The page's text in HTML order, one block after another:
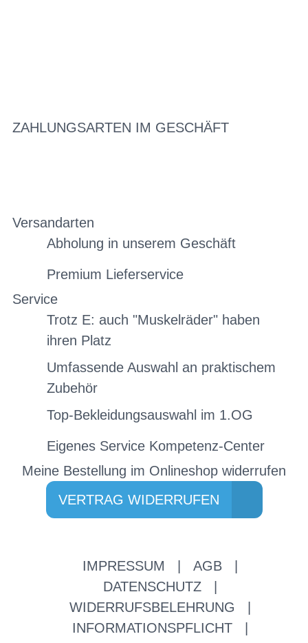
ZAHLUNGSARTEN IM GESCHÄFT
Versandarten
Abholung in unserem Geschäft
Premium Lieferservice
Service
Trotz E: auch "Muskelräder" haben
ihren Platz
Umfassende Auswahl an praktischem
Zubehör
Top-Bekleidungsauswahl im 1.OG
Eigenes Service Kompetenz-Center
Meine Bestellung im Onlineshop widerrufen
VERTRAG WIDERRUFEN
IMPRESSUM AGB
DATENSCHUTZ
WIDERRUFSBELEHRUNG
INFORMATIONSPFLICHT